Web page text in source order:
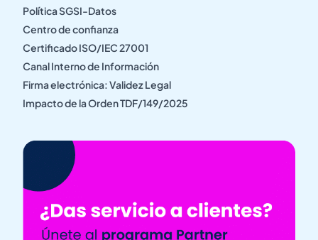
Política SGSI-Datos
Centro de confianza
Certificado ISO/IEC 27001
Canal Interno de Información
Firma electrónica: Validez Legal
Impacto de la Orden TDF/149/2025